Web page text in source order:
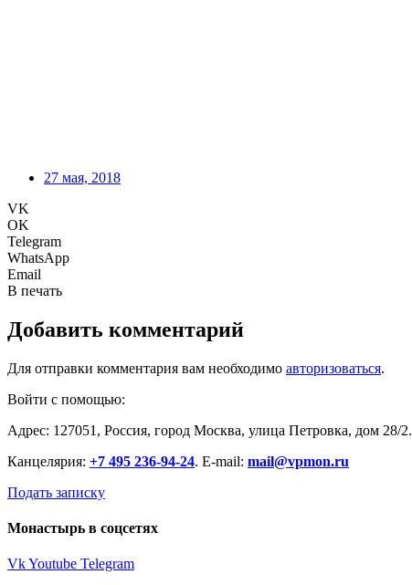
27 мая, 2018
VK
OK
Telegram
WhatsApp
Email
В печать
Добавить комментарий
Для отправки комментария вам необходимо авторизоваться.
Войти с помощью:
Адрес: 127051, Россия, город Москва, улица Петровка, дом 28/2.
Канцелярия: +7 495 236-94-24. E-mail: mail@vpmon.ru
Подать записку
Монастырь в соцсетях
VkYoutube Telegram